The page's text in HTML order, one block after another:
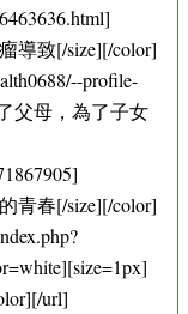
導致[/size][/color]
profile-
父母，為了子女
青春[/size][/color]
url]